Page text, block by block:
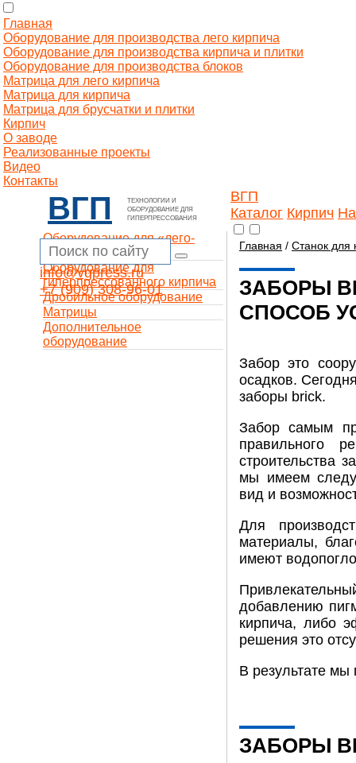
Главная
Оборудование для производства лего кирпича
Оборудование для производства кирпича и плитки
Оборудование для производства блоков
Матрица для лего кирпича
Матрица для кирпича
Матрица для брусчатки и плитки
Кирпич
О заводе
Реализованные проекты
Видео
Контакты
ВГП
ТЕХНОЛОГИИ И
ОБОРУДОВАНИЕ ДЛЯ
ГИПЕРПРЕССОВАНИЯ
ВГП
Каталог Кирпич
info@vgpress.ru
+7 (909) 308-96-01
Оборудование для «лего-
кирпича»
Оборудование для
гиперпрессованного кирпича
Дробильное оборудование
Матрицы
Дополнительное
оборудование
Главная / Станок для
ЗАБОРЫ
СПОСОБ
Забор это
осадков.
заборы brick.
Забор самым
правильного
строительства
мы имеем
вид и
Для
материалы,
имеют
добавлению
кирпича, либо
решения это
В результате
ЗАБОРЫ